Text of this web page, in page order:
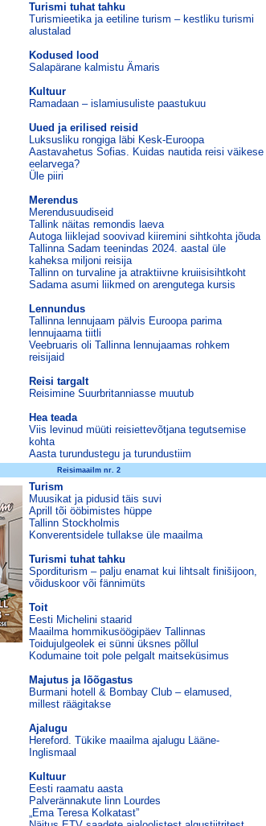
Turismi tuhat tahku
Turismieetika ja eetiline turism – kestliku turismi
alustalad
Kodused lood
Salapärane kalmistu Ämaris
Kultuur
Ramadaan – islamiusuliste paastukuu
Uued ja erilised reisid
Luksusliku rongiga läbi Kesk-Euroopa
Aastavahetus Sofias. Kuidas nautida reisi väikese
eelarvega?
Üle piiri
Merendus
Merendusuudiseid
Tallink näitas remondis laeva
Autoga liiklejad soovivad kiiremini sihtkohta jõuda
Tallinna Sadam teenindas 2024. aastal üle
kaheksa miljoni reisija
Tallinn on turvaline ja atraktiivne kruiisisihtkoht
Sadama asumi liikmed on arengutega kursis
Lennundus
Tallinna lennujaam pälvis Euroopa parima
lennujaama tiitli
Veebruaris oli Tallinna lennujaamas rohkem
reisijaid
Reisi targalt
Reisimine Suurbritanniasse muutub
Hea teada
Viis levinud müüti reisiettevõtjana tegutsemise
kohta
Aasta turundustegu ja turundustiim
Reisimaailm nr. 2
Turism
Muusikat ja pidusid täis suvi
Aprill tõi ööbimistes hüppe
Tallinn Stockholmis
Konverentsidele tullakse üle maailma
Turismi tuhat tahku
Sporditurism – palju enamat kui lihtsalt finišijoon,
võiduskoor või fännimüts
Toit
Eesti Michelini staarid
Maailma hommikusöögipäev Tallinnas
Toidujulgeolek ei sünni üksnes põllul
Kodumaine toit pole pelgalt maitseküsimus
Majutus ja lõõgastus
Burmani hotell & Bombay Club – elamused,
millest räägitakse
Ajalugu
Hereford. Tükike maailma ajalugu Lääne-
Inglismaal
Kultuur
Eesti raamatu aasta
Palverännakute linn Lourdes
„Ema Teresa Kolkatast”